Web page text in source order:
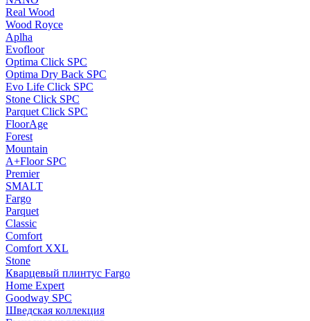
Real Wood
Wood Royce
Aplha
Evofloor
Optima Click SPC
Optima Dry Back SPC
Evo Life Click SPC
Stone Click SPC
Parquet Click SPC
FloorAge
Forest
Mountain
A+Floor SPC
Premier
SMALT
Fargo
Parquet
Classic
Comfort
Comfort XXL
Stone
Кварцевый плинтус Fargo
Home Expert
Goodway SPC
Шведская коллекция